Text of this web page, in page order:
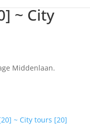
~ City
~ City tours [20]